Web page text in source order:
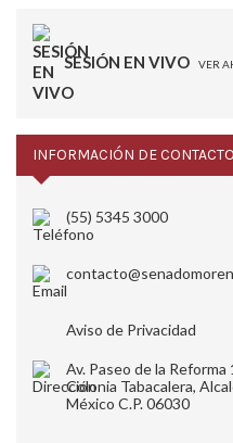
SESIÓN EN VIVO VER
INFORMACIÓN DE CONTACTO
(55) 5345 3000
Aviso de Privacidad
Av. Paseo de la
Colonia Tabacalera,
México C.P. 06030